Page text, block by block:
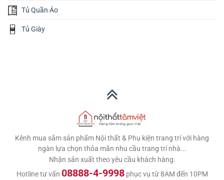
Tủ Quần Áo
Tủ Giày
Kênh mua sắm sản phẩm Nội thất & Phụ kiện trang trí với hàng
ngàn lựa chọn thỏa mãn nhu cầu trang trí nhà...
Nhận sản xuất theo yêu cầu khách hàng.
Hotline tư vấn 08888-4-9998phục vụ từ 8AM đến 10PM